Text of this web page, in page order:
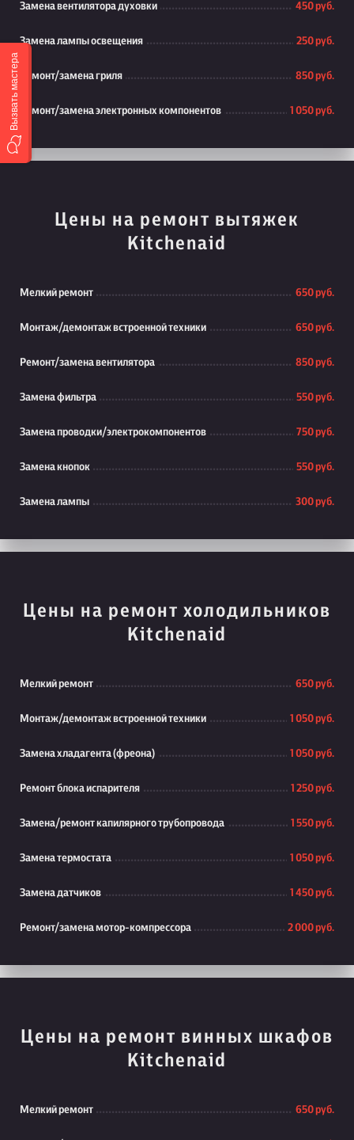
Замена вентилятора духовки 450 руб.
Замена лампы освещения 250 руб.
Ремонт/замена гриля 850 руб.
Ремонт/замена электронных компонентов 1 050 руб.
Цены на ремонт вытяжек
Kitchenaid
Мелкий ремонт 650 руб.
Монтаж/демонтаж встроенной техники 650 руб.
Ремонт/замена вентилятора 850 руб.
Замена фильтра 550 руб.
Замена проводки/электрокомпонентов 750 руб.
Замена кнопок 550 руб.
Замена лампы 300 руб.
Цены на ремонт холодильников
Kitchenaid
Мелкий ремонт 650 руб.
Монтаж/демонтаж встроенной техники 1 050 руб.
Замена хладагента (фреона) 1 050 руб.
Ремонт блока испарителя 1 250 руб.
Замена/ремонт капилярного трубопровода 1 550 руб.
Замена термостата 1 050 руб.
Замена датчиков 1 450 руб.
Ремонт/замена мотор-компрессора 2 000 руб.
Цены на ремонт винных шкафов
Kitchenaid
Мелкий ремонт 650 руб.
Вызвать мастера